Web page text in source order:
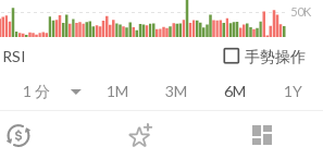
dashboard
登入
1M 3M 6M 1Y
50K
RSI 手勢操作
消息面 財務報